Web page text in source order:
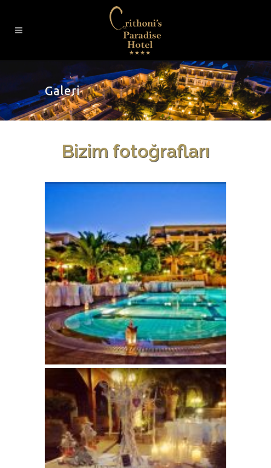
Galeri
Bizim fotoğrafları